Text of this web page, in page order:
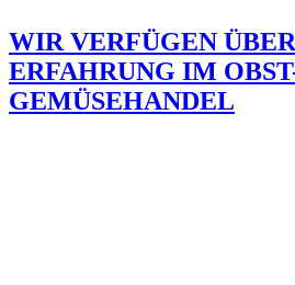
WIR VERFÜGEN
ERFAHRUNG IM
GEMÜSEHANDEL